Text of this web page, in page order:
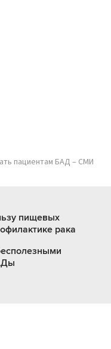
пациентам БАД – СМИ
пищевых
рака